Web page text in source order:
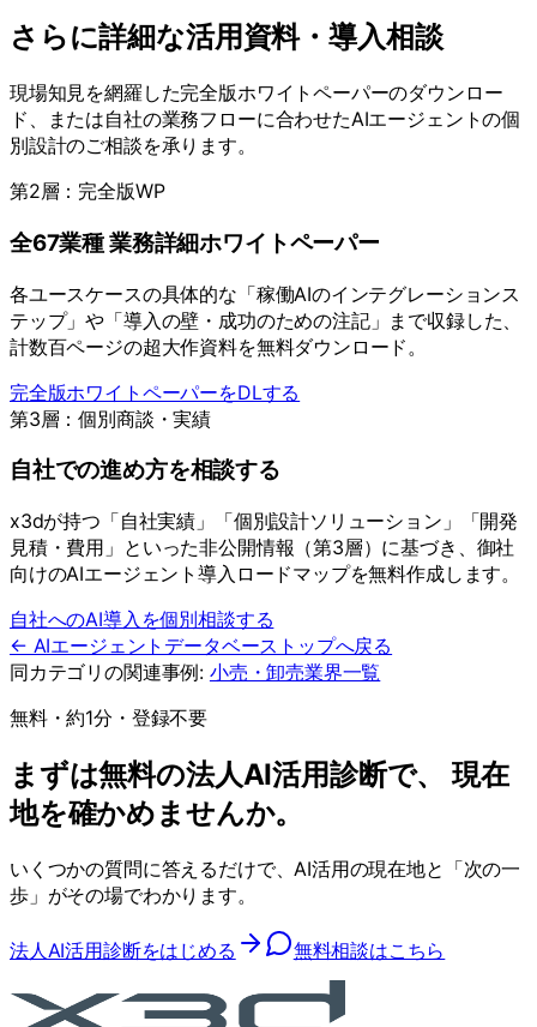
さらに詳細な活用資料・導入相談
現場知見を網羅した完全版ホワイトペーパーのダウンロー
ド、または自社の業務フローに合わせたAIエージェントの個
別設計のご相談を承ります。
第2層：完全版WP
全67業種 業務詳細ホワイトペーパー
各ユースケースの具体的な「稼働AIのインテグレーションス
テップ」や「導入の壁・成功のための注記」まで収録した、
計数百ページの超大作資料を無料ダウンロード。
完全版ホワイトペーパーをDLする
第3層：個別商談・実績
自社での進め方を相談する
x3dが持つ「自社実績」「個別設計ソリューション」「開発
見積・費用」といった非公開情報（第3層）に基づき、御社
向けのAIエージェント導入ロードマップを無料作成します。
自社へのAI導入を個別相談する
← AIエージェントデータベーストップへ戻る
同カテゴリの関連事例: 小売・卸売業界一覧
無料・約1分・登録不要
まずは無料の法人AI活用診断で、 現在
地を確かめませんか。
いくつかの質問に答えるだけで、AI活用の現在地と「次の一
歩」がその場でわかります。
法人AI活用診断をはじめる 無料相談はこちら